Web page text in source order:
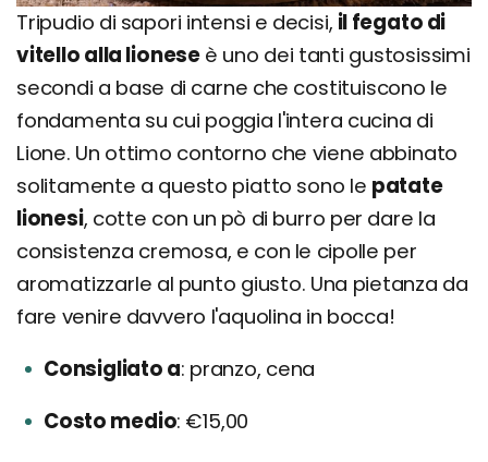
Tripudio di sapori intensi e decisi, il fegato di
vitello alla lionese è uno dei tanti gustosissimi
secondi a base di carne che costituiscono le
fondamenta su cui poggia l'intera cucina di
Lione. Un ottimo contorno che viene abbinato
solitamente a questo piatto sono le patate
lionesi, cotte con un pò di burro per dare la
consistenza cremosa, e con le cipolle per
aromatizzarle al punto giusto. Una pietanza da
fare venire davvero l'aquolina in bocca!
Consigliato a pranzo, cena
Costo medio €15,00